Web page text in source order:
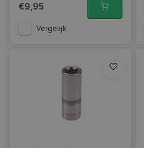
€9,95
Vergelijk